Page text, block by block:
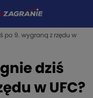
po 9. wygraną z rzędu w
dziś
w UFC?